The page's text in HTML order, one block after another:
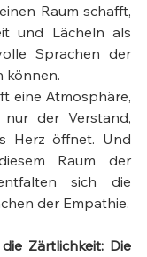
Raum schafft,
und Lächeln als
Sprachen der
können.
eine Atmosphäre,
der Verstand,
Herz öffnet. Und
Raum der
sich die
der Empathie.
Zärtlichkeit: Die